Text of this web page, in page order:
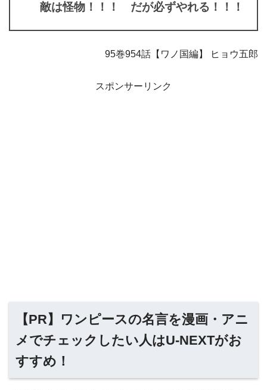
敵は怪物！！！ だが必ずやれる！！！
95巻954話【ワノ国編】 ヒョウ五郎
スポンサーリンク
【PR】ワンピースの名言を漫画・アニ
メでチェックしたい人はU-NEXTがお
すすめ！